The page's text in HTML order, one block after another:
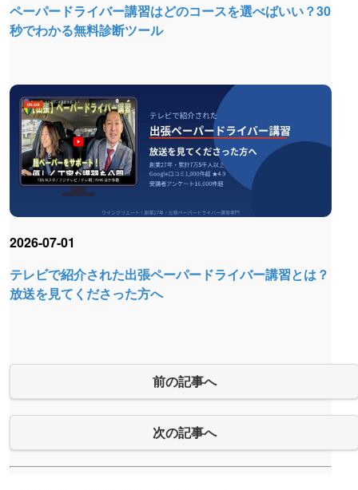
ペーパードライバー講習はどのコースを選べばいい？30
秒でわかる無料診断ツール
テレビで紹介された出張ペーパードライバー講習とは？
放送を見てくださった方へ
2026-07-01
前の記事へ
次の記事へ